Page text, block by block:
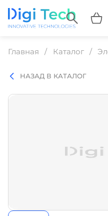
Главная Каталог
НАЗАД В КАТАЛОГ